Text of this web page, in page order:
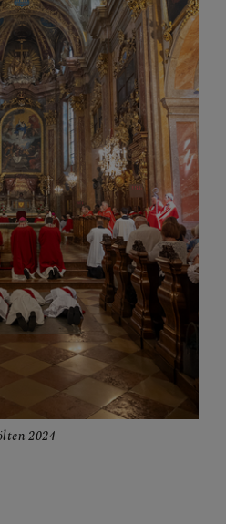
Verwaltung
St. Pölten & NÖ-West
Aktuelles
2024